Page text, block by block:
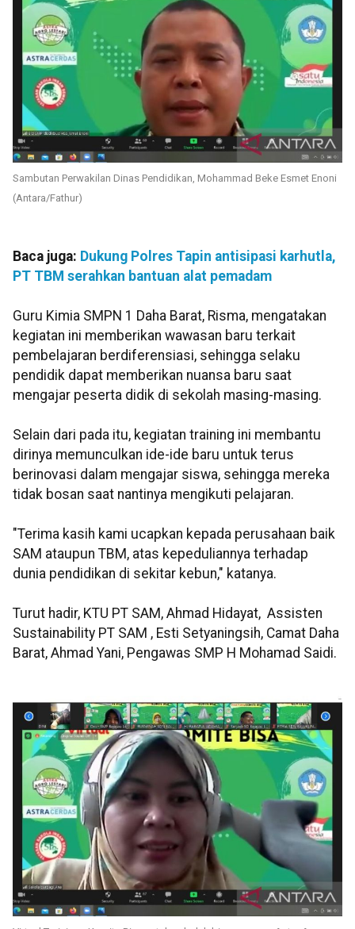
Sambutan Perwakilan Dinas Pendidikan, Mohammad Beke Esmet Enoni
(Antara/Fathur)
Baca juga: Dukung Polres Tapin antisipasi karhutla,
PT TBM serahkan bantuan alat pemadam
Guru Kimia SMPN 1 Daha Barat, Risma, mengatakan
kegiatan ini memberikan wawasan baru terkait
pembelajaran berdiferensiasi, sehingga selaku
pendidik dapat memberikan nuansa baru saat
mengajar peserta didik di sekolah masing-masing.
Selain dari pada itu, kegiatan training ini membantu
dirinya memunculkan ide-ide baru untuk terus
berinovasi dalam mengajar siswa, sehingga mereka
tidak bosan saat nantinya mengikuti pelajaran.
"Terima kasih kami ucapkan kepada perusahaan baik
SAM ataupun TBM, atas kepeduliannya terhadap
dunia pendidikan di sekitar kebun," katanya.
Turut hadir, KTU PT SAM, Ahmad Hidayat, Assisten
Sustainability PT SAM , Esti Setyaningsih, Camat Daha
Barat, Ahmad Yani, Pengawas SMP H Mohamad Saidi.